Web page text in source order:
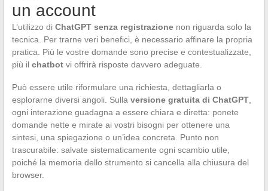
un account
L’utilizzo di ChatGPT senza registrazionenon riguarda solo la
tecnica. Per trarne veri benefici, è necessario affinare la propria
pratica. Più le vostre domande sono precise e contestualizzate,
più il chatbotvi offrirà risposte davvero adeguate.
Può essere utile riformulare una richiesta, dettagliarla o
esplorarne diversi angoli. Sulla versione gratuita di ChatGPT,
ogni interazione guadagna a essere chiara e diretta: ponete
domande nette e mirate ai vostri bisogni per ottenere una
sintesi, una spiegazione o un’idea concreta. Punto non
trascurabile: salvate sistematicamente ogni scambio utile,
poiché la memoria dello strumento si cancella alla chiusura del
browser.